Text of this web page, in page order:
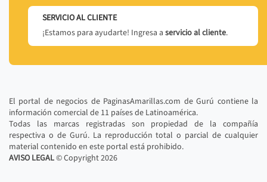
SERVICIO AL CLIENTE
¡Estamos para ayudarte! Ingresa a servicio al cliente.
El portal de negocios de PaginasAmarillas.com de Gurú contiene la
información comercial de 11 países de Latinoamérica.
Todas las marcas registradas son propiedad de la compañía
respectiva o de Gurú. La reproducción total o parcial de cualquier
material contenido en este portal está prohibido.
AVISO LEGAL© Copyright2026